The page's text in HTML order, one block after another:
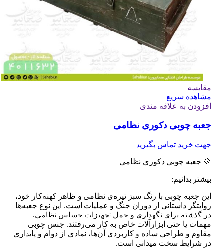
مقایسه
مشاهده سریع
افزودن به علاقه مندی
جعبه چوبی دکوری نظامی
جهت خرید تماس بگیرید
💠 جعبه چوبی دکوری نظامی
بیشتر بدانیم:
این جعبه چوبی با رنگ سبز تیره‌ی نظامی و ظاهر کهنه‌کار خود،
روایتگر داستانی از دوران جنگ و عملیات است. این نوع جعبه‌ها
در گذشته برای نگهداری و حمل تجهیزات حساس نظامی،
مهمات یا حتی ابزارآلات خاص به کار می‌رفتند. جنس چوبی
مقاوم و طراحی ساده و کاربردی آن‌ها، نمادی از دوام و پایداری
در شرایط سخت میدانی است.